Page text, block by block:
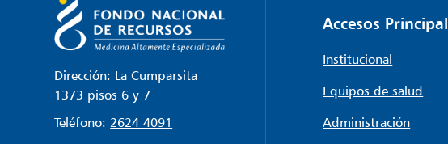
Dirección: La Cumparsita
1373 pisos 6 y 7
Teléfono: 2624 4091
Accesos
Institucional
Equipos de salud
Administración